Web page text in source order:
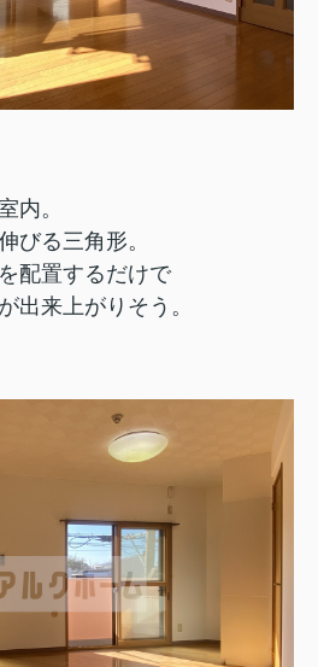
内。
びる三角形。
配置するだけで
出来上がりそう。